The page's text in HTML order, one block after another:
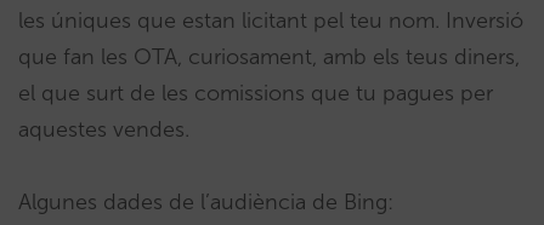
les úniques que estan licitant pel teu nom. Inversió
que fan les OTA, curiosament, amb els teus diners,
el que surt de les comissions que tu pagues per
aquestes vendes.
Algunes dades de l’audiència de Bing: